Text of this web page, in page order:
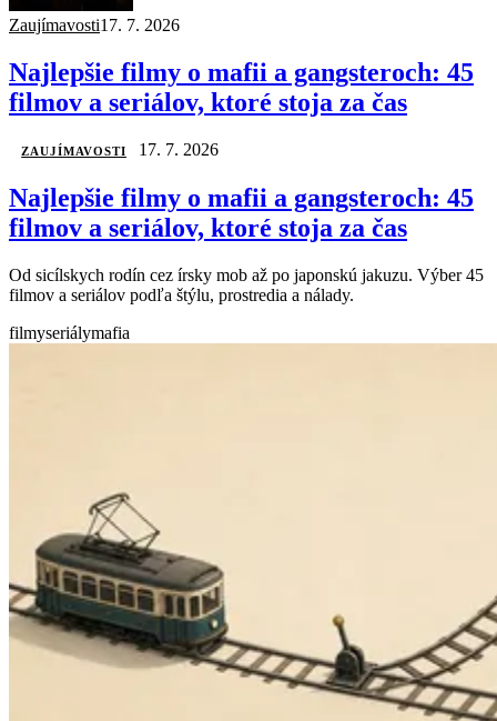
Zaujímavosti17. 7. 2026
Najlepšie filmy o mafii a gangsteroch: 45
filmov a seriálov, ktoré stoja za čas
ZAUJÍMAVOSTI 17. 7. 2026
Najlepšie filmy o mafii a gangsteroch: 45
filmov a seriálov, ktoré stoja za čas
Od sicílskych rodín cez írsky mob až po japonskú jakuzu. Výber 45
filmov a seriálov podľa štýlu, prostredia a nálady.
filmyseriálymafia